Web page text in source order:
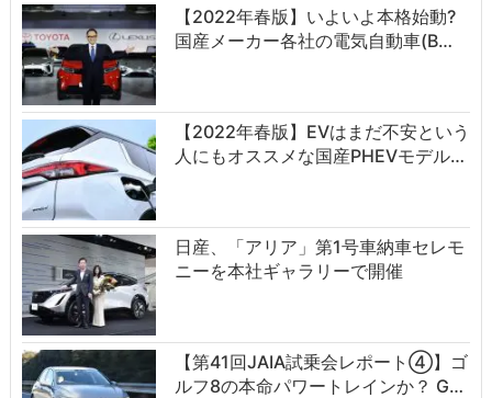
【2022年春版】いよいよ本格始動?
国産メーカー各社の電気自動車(B…
【2022年春版】EVはまだ不安という
人にもオススメな国産PHEVモデル…
日産、「アリア」第1号車納車セレモ
ニーを本社ギャラリーで開催
【第41回JAIA試乗会レポート④】ゴ
ルフ8の本命パワートレインか？ G…